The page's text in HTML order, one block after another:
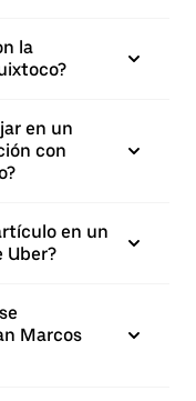
la
en un
con
en un
Uber?
Marcos